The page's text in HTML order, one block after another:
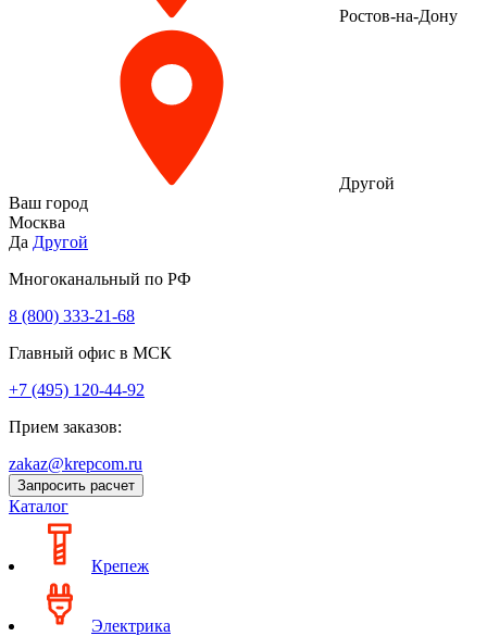
Ростов-на-Дону
Другой
Ваш город
Москва
Да Другой
Многоканальный по РФ
8 (800) 333‑21-68
Главный офис в МСК
+7 (495) 120-44-92
Прием заказов:
zakaz@krepcom.ru
Запросить расчет
Каталог
Крепеж
Электрика